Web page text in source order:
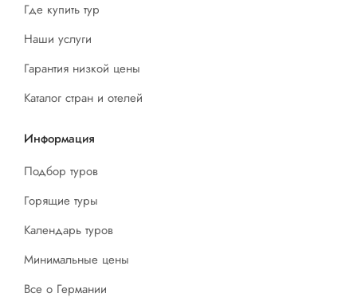
Где купить тур
Наши услуги
Гарантия низкой цены
Каталог стран и отелей
Информация
Подбор туров
Горящие туры
Календарь туров
Минимальные цены
Все о Германии